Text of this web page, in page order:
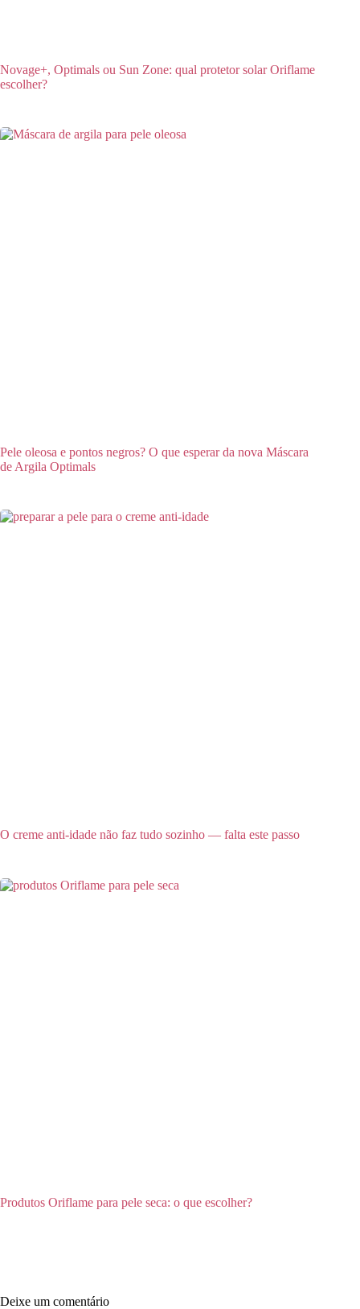
Novage+, Optimals ou Sun Zone: qual protetor solar Oriflame
escolher?
Pele oleosa e pontos negros? O que esperar da nova Máscara
de Argila Optimals
O creme anti-idade não faz tudo sozinho — falta este passo
Produtos Oriflame para pele seca: o que escolher?
Deixe um comentário